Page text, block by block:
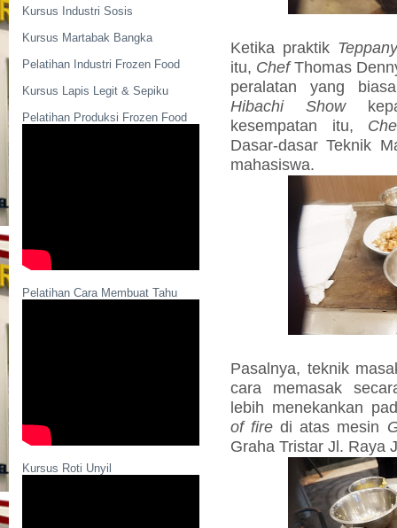
Kursus Industri Sosis
Kursus Martabak Bangka
Pelatihan Industri Frozen Food
Kursus Lapis Legit & Sepiku
Pelatihan Produksi Frozen Food
Pelatihan Cara Membuat Tahu
Kursus Roti Unyil
Ketika praktik
itu, ChefThomas
peralatan yang
Hibachi Show
kesempatan itu,
Dasar-dasar Teknik
mahasiswa.
Pasalnya, teknik
cara memasak
lebih menekankan
of fire di atas mesin
Graha Tristar Jl. Raya